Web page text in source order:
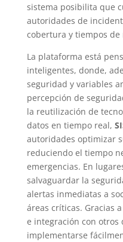
sistema posibilita que
autoridades de
cobertura y tiempos de
La plataforma está
inteligentes, donde,
seguridad y variables
percepción de
la reutilización de
datos en tiempo real,
autoridades optimizar
reduciendo el tiempo
emergencias. En
salvaguardar la
alertas inmediatas a
áreas críticas. Gracias
e integración con otros
implementarse